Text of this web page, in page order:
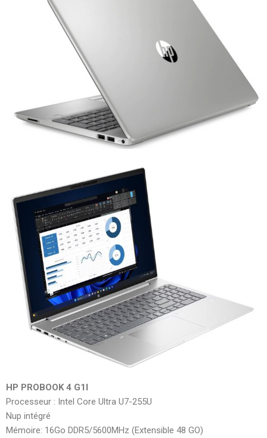
HP PROBOOK 4 G1I
Processeur : Intel Core Ultra U7-255U
Nup intégré
Mémoire: 16Go DDR5/5600MHz (Extensible 48 GO)